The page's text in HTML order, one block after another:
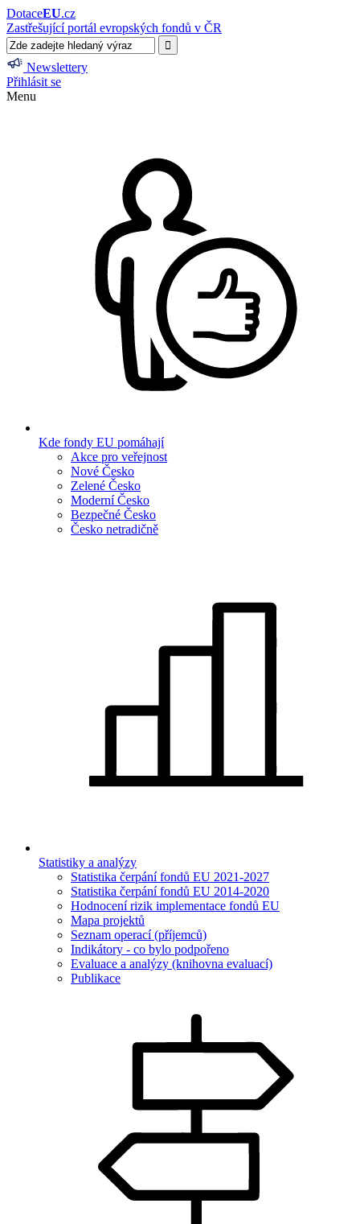
DotaceEU.cz
Zastřešující portál evropských fondů v ČR
Newslettery
Přihlásit se
Menu
Kde fondy EU pomáhají
Akce pro veřejnost
Nové Česko
Zelené Česko
Moderní Česko
Bezpečné Česko
Česko netradičně
Statistiky a analýzy
Statistika čerpání fondů EU 2021-2027
Statistika čerpání fondů EU 2014-2020
Hodnocení rizik implementace fondů EU
Mapa projektů
Seznam operací (příjemců)
Indikátory - co bylo podpořeno
Evaluace a analýzy (knihovna evaluací)
Publikace